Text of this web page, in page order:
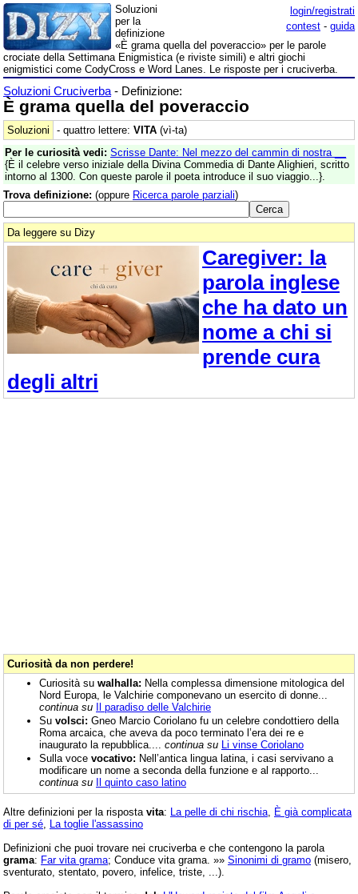
login/registrati
contest - guida
Soluzioni
per la
definizione
«È grama quella del poveraccio» per le parole
crociate della Settimana Enigmistica (e riviste simili) e altri giochi
enigmistici come CodyCross e Word Lanes. Le risposte per i cruciverba.
Soluzioni Cruciverba - Definizione:
È grama quella del poveraccio
Soluzioni - quattro lettere: VITA (vì-ta)
Per le curiosità vedi: Scrisse Dante: Nel mezzo del cammin di nostra __
{È il celebre verso iniziale della Divina Commedia di Dante Alighieri, scritto
intorno al 1300. Con queste parole il poeta introduce il suo viaggio...}.
Trova definizione: (oppure Ricerca parole parziali)
Da leggere su Dizy
Caregiver: la
parola inglese
che ha dato un
nome a chi si
prende cura
degli altri
Curiosità da non perdere!
Curiosità su walhalla: Nella complessa dimensione mitologica del
Nord Europa, le Valchirie componevano un esercito di donne...
continua su Il paradiso delle Valchirie
Su volsci: Gneo Marcio Coriolano fu un celebre condottiero della
Roma arcaica, che aveva da poco terminato l’era dei re e
inaugurato la repubblica.... continua su Li vinse Coriolano
Sulla voce vocativo: Nell’antica lingua latina, i casi servivano a
modificare un nome a seconda della funzione e al rapporto...
continua su Il quinto caso latino
Altre definizioni per la risposta vita: La pelle di chi rischia È già complicata
di per sé La toglie l'assassino
Definizioni che puoi trovare nei cruciverba e che contengono la parola
grama: Far vita grama; Conduce vita grama. »» Sinonimi di gramo (misero,
sventurato, stentato, povero, infelice, triste, ...).